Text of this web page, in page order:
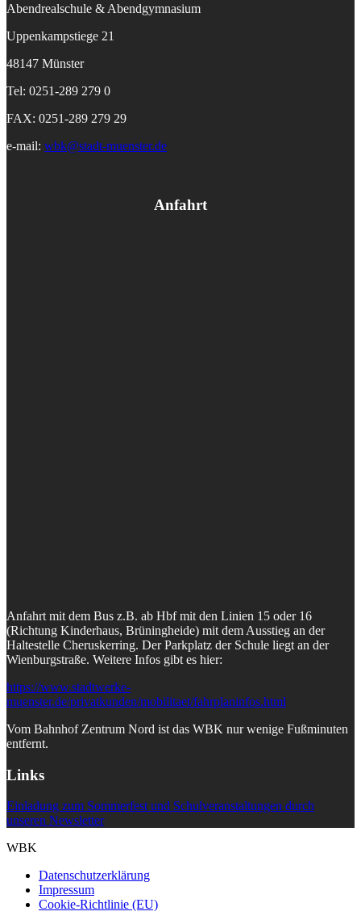
Abendrealschule & Abendgymnasium
Uppenkampstiege 21
48147 Münster
Tel: 0251-289 279 0
FAX: 0251-289 279 29
e-mail: wbk@stadt-muenster.de
Anfahrt
Anfahrt mit dem Bus z.B. ab Hbf mit den Linien 15 oder 16
(Richtung Kinderhaus, Brüningheide) mit dem Ausstieg an der
Haltestelle Cheruskerring. Der Parkplatz der Schule liegt an der
Wienburgstraße. Weitere Infos gibt es hier:
https://www.stadtwerke-
muenster.de/privatkunden/mobilitaet/fahrplaninfos.html
Vom Bahnhof Zentrum Nord ist das WBK nur wenige Fußminuten
entfernt.
Links
Einladung zum Sommerfest und Schulveranstaltungen durch
unseren Newsletter
WBK
Datenschutzerklärung
Impressum
Cookie-Richtlinie (EU)